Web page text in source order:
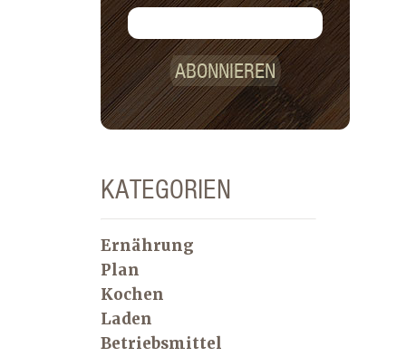
ABONNIEREN
KATEGORIEN
Ernährung
Plan
Kochen
Laden
Betriebsmittel